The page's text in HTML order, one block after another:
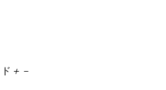
＋ －